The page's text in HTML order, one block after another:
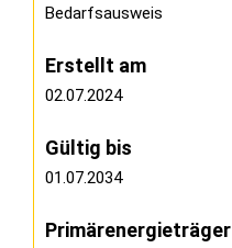
Bedarfsausweis
Erstellt am
02.07.2024
Gültig bis
01.07.2034
Primärenergieträger